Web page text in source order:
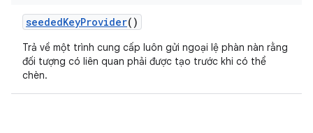
seededKeyProvider()
Trả về một trình cung cấp luôn gửi ngoại lệ phàn nàn rằng
đối tượng có liên quan phải được tạo trước khi có thể
chèn.